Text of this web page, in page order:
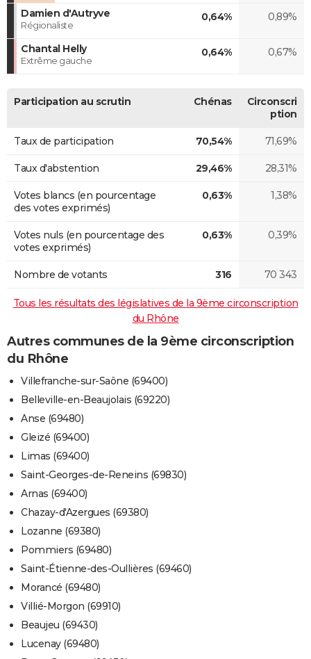
Damien d'Autryve
Régionaliste
0,64% 0,89%
Chantal Helly
Extrême gauche
0,64% 0,67%
Participation au scrutin Chénas
Circonscri
ption
Taux de participation 70,54% 71,69%
Taux d'abstention 29,46% 28,31%
Votes blancs (en pourcentage
des votes exprimés)
0,63% 1,38%
Votes nuls (en pourcentage des
votes exprimés)
0,63% 0,39%
Nombre de votants 316 70 343
Tous les résultats des législatives de la 9ème circonscription
du Rhône
Autres communes de la 9ème circonscription
du Rhône
Villefranche-sur-Saône (69400)
Belleville-en-Beaujolais (69220)
Anse (69480)
Gleizé (69400)
Limas (69400)
Saint-Georges-de-Reneins (69830)
Arnas (69400)
Chazay-d'Azergues (69380)
Lozanne (69380)
Pommiers (69480)
Saint-Étienne-des-Oullières (69460)
Morancé (69480)
Villié-Morgon (69910)
Beaujeu (69430)
Lucenay (69480)